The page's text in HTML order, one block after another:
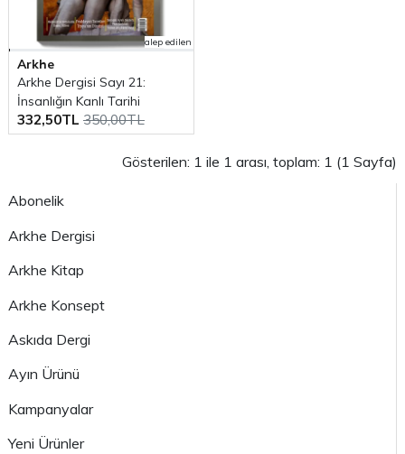
Abonelik
Arkhe Dergisi
Arkhe Kitap
Arkhe Konsept
Askıda Dergi
Ayın Ürünü
Kampanyalar
Yeni Ürünler
alep edilen
Arkhe
Arkhe Dergisi Sayı 21:
İnsanlığın Kanlı Tarihi
332,50TL 350,00TL
Gösterilen: 1 ile 1 arası, toplam: 1 (1 Sayfa)